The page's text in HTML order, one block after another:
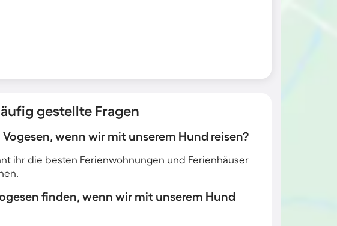
gestellte Fragen
wenn wir mit unserem Hund reisen?
ihr die besten Ferienwohnungen und Ferienhäuser
finden, wenn wir mit unserem Hund